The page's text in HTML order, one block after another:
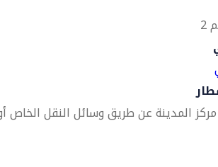
المدينة عن طريق وسائل النقل الخاص